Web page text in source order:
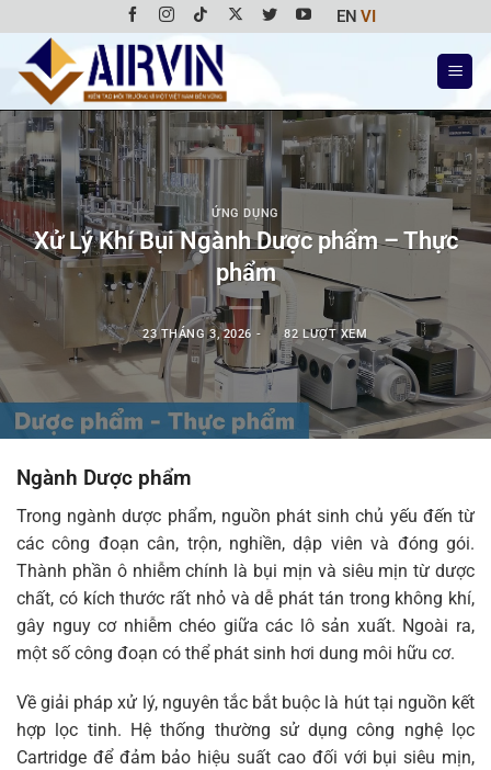
qua
nội
dung
EN VI
ỨNG DỤNG
Xử Lý Khí Bụi Ngành Dược phẩm – Thực
phẩm
23 THÁNG 3, 2026 - 82 LƯỢT XEM
Ngành Dược phẩm
Trong ngành dược phẩm, nguồn phát sinh chủ yếu đến từ
các công đoạn cân, trộn, nghiền, dập viên và đóng gói.
Thành phần ô nhiễm chính là bụi mịn và siêu mịn từ dược
chất, có kích thước rất nhỏ và dễ phát tán trong không khí,
gây nguy cơ nhiễm chéo giữa các lô sản xuất. Ngoài ra,
một số công đoạn có thể phát sinh hơi dung môi hữu cơ.
Về giải pháp xử lý, nguyên tắc bắt buộc là hút tại nguồn kết
hợp lọc tinh. Hệ thống thường sử dụng công nghệ lọc
Cartridge để đảm bảo hiệu suất cao đối với bụi siêu mịn,